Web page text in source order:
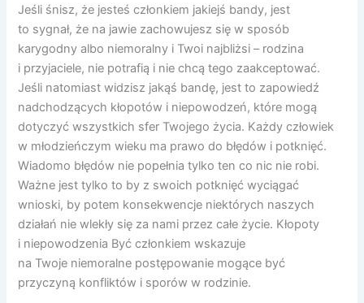
Jeśli śnisz, że jesteś członkiem jakiejś bandy, jest
to sygnał, że na jawie zachowujesz się w sposób
karygodny albo niemoralny i Twoi najbliżsi – rodzina
i przyjaciele, nie potrafią i nie chcą tego zaakceptować.
Jeśli natomiast widzisz jakąś bandę, jest to zapowiedź
nadchodzących kłopotów i niepowodzeń, które mogą
dotyczyć wszystkich sfer Twojego życia. Każdy człowiek
w młodzieńczym wieku ma prawo do błędów i potknięć.
Wiadomo błędów nie popełnia tylko ten co nic nie robi.
Ważne jest tylko to by z swoich potknięć wyciągać
wnioski, by potem konsekwencje niektórych naszych
działań nie wlekły się za nami przez całe życie. Kłopoty
i niepowodzenia Być członkiem wskazuje
na Twoje niemoralne postępowanie mogące być
przyczyną konfliktów i sporów w rodzinie.